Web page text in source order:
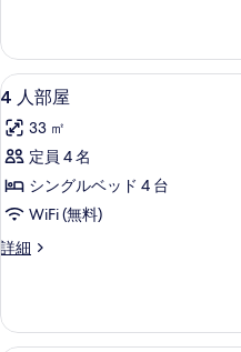
真
を
表
示
す
る
ル
ル
ー
ム
の
す
べ
て
真
ー
ド
ダ
ル
ル
ム
の
細
4
人
部
屋
の
す
べ
の
写
9
4 人部屋
33 ㎡
定員 4 名
シングルベッド 4 台
WiFi (無料)
詳細
4
の
詳